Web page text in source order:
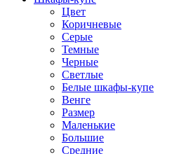
Цвет
Коричневые
Серые
Темные
Черные
Светлые
Белые шкафы-купе
Венге
Размер
Маленькие
Большие
Средние